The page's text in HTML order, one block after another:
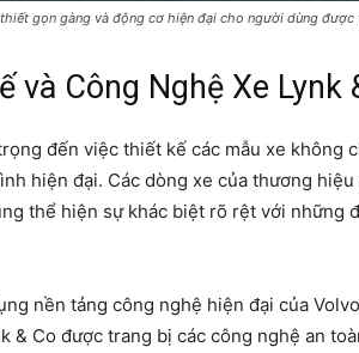
gọn gàng và động cơ hiện đại cho người dùng
và Công Nghệ Xe Lynk
đến việc thiết kế các mẫu xe không
hiện đại. Các dòng xe của thương
thể hiện sự khác biệt rõ rệt với những
nền tảng công nghệ hiện đại của
& Co được trang bị các công nghệ an